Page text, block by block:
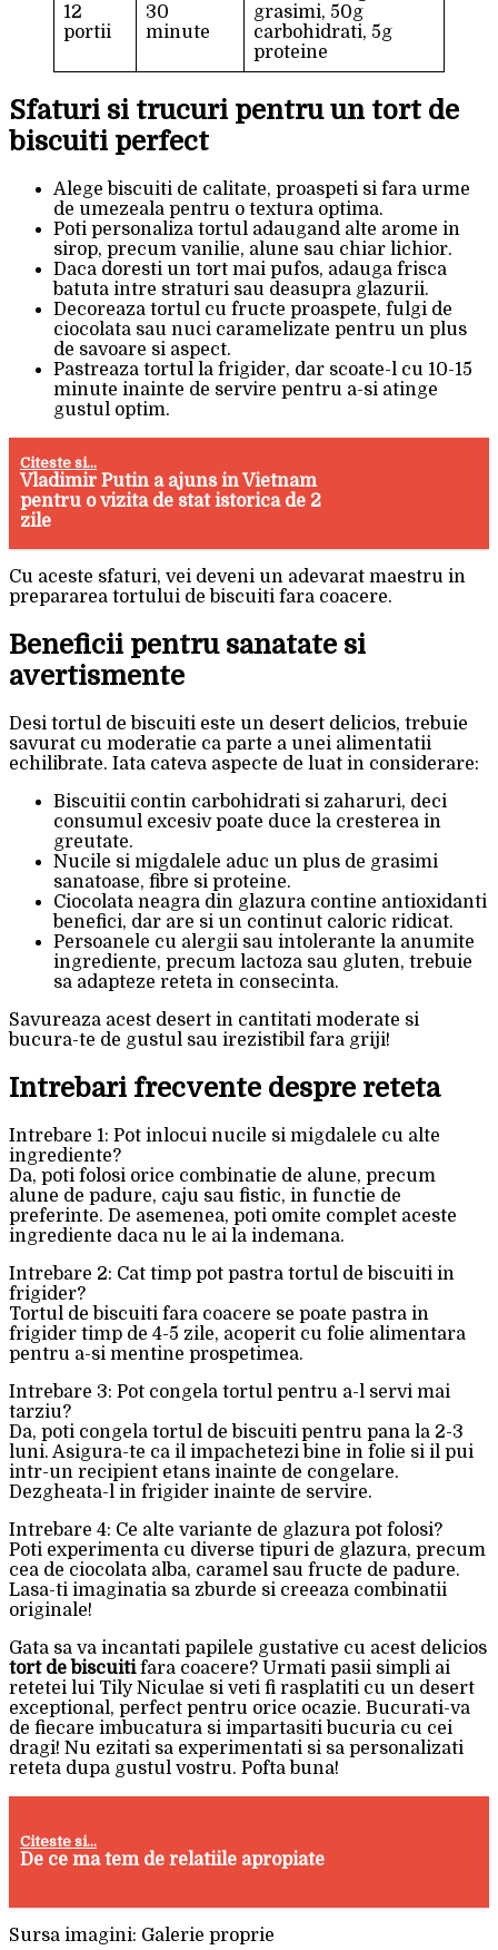
12
portii
30
minute
grasimi, 50g
carbohidrati, 5g
proteine
Sfaturi si trucuri pentru un tort de
biscuiti perfect
Alege biscuiti de calitate, proaspeti si fara urme
de umezeala pentru o textura optima.
Poti personaliza tortul adaugand alte arome in
sirop, precum vanilie, alune sau chiar lichior.
Daca doresti un tort mai pufos, adauga frisca
batuta intre straturi sau deasupra glazurii.
Decoreaza tortul cu fructe proaspete, fulgi de
ciocolata sau nuci caramelizate pentru un plus
de savoare si aspect.
Pastreaza tortul la frigider, dar scoate-l cu 10-15
minute inainte de servire pentru a-si atinge
gustul optim.
Citeste si...
Vladimir Putin a ajuns in Vietnam
pentru o vizita de stat istorica de 2
zile
Cu aceste sfaturi, vei deveni un adevarat maestru in
prepararea tortului de biscuiti fara coacere.
Beneficii pentru sanatate si
avertismente
Desi tortul de biscuiti este un desert delicios, trebuie
savurat cu moderatie ca parte a unei alimentatii
echilibrate. Iata cateva aspecte de luat in considerare:
Biscuitii contin carbohidrati si zaharuri, deci
consumul excesiv poate duce la cresterea in
greutate.
Nucile si migdalele aduc un plus de grasimi
sanatoase, fibre si proteine.
Ciocolata neagra din glazura contine antioxidanti
benefici, dar are si un continut caloric ridicat.
Persoanele cu alergii sau intolerante la anumite
ingrediente, precum lactoza sau gluten, trebuie
sa adapteze reteta in consecinta.
Savureaza acest desert in cantitati moderate si
bucura-te de gustul sau irezistibil fara griji!
Intrebari frecvente despre reteta
Intrebare 1: Pot inlocui nucile si migdalele cu alte
ingrediente?
Da, poti folosi orice combinatie de alune, precum
alune de padure, caju sau fistic, in functie de
preferinte. De asemenea, poti omite complet aceste
ingrediente daca nu le ai la indemana.
Intrebare 2: Cat timp pot pastra tortul de biscuiti in
frigider?
Tortul de biscuiti fara coacere se poate pastra in
frigider timp de 4-5 zile, acoperit cu folie alimentara
pentru a-si mentine prospetimea.
Intrebare 3: Pot congela tortul pentru a-l servi mai
tarziu?
Da, poti congela tortul de biscuiti pentru pana la 2-3
luni. Asigura-te ca il impachetezi bine in folie si il pui
intr-un recipient etans inainte de congelare.
Dezgheata-l in frigider inainte de servire.
Intrebare 4: Ce alte variante de glazura pot folosi?
Poti experimenta cu diverse tipuri de glazura, precum
cea de ciocolata alba, caramel sau fructe de padure.
Lasa-ti imaginatia sa zburde si creeaza combinatii
originale!
Gata sa va incantati papilele gustative cu acest delicios
tort de biscuitifara coacere? Urmati pasii simpli ai
retetei lui Tily Niculae si veti fi rasplatiti cu un desert
exceptional, perfect pentru orice ocazie. Bucurati-va
de fiecare imbucatura si impartasiti bucuria cu cei
dragi! Nu ezitati sa experimentati si sa personalizati
reteta dupa gustul vostru. Pofta buna!
Citeste si...
De ce ma tem de relatiile apropiate
Sursa imagini: Galerie proprie